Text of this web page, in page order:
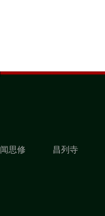
闻思修 昌列寺